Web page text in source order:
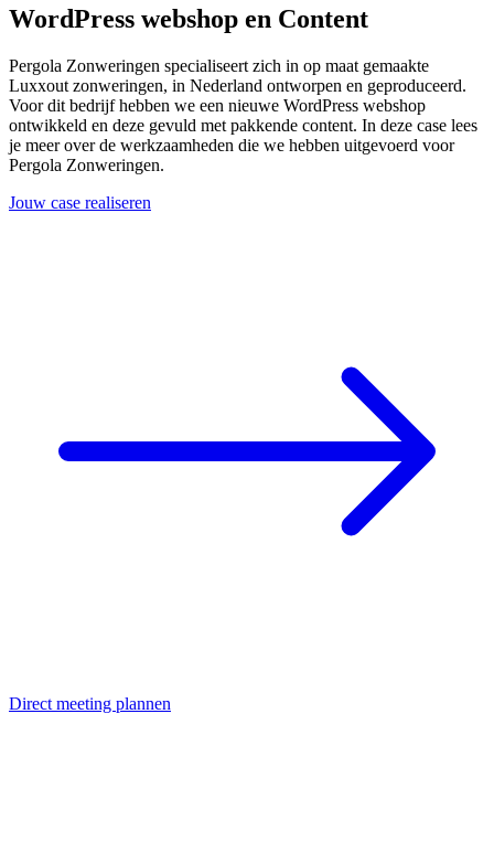
WordPress webshop en Content
Pergola Zonweringen specialiseert zich in op maat gemaakte
Luxxout zonweringen, in Nederland ontworpen en geproduceerd.
Voor dit bedrijf hebben we een nieuwe WordPress webshop
ontwikkeld en deze gevuld met pakkende content. In deze case lees
je meer over de werkzaamheden die we hebben uitgevoerd voor
Pergola Zonweringen.
Jouw case realiseren
Direct meeting plannen